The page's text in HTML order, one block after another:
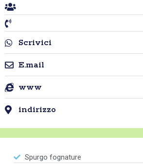
Scrivici
E.mail
www
indirizzo
Spurgo fognature